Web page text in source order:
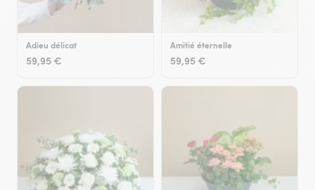
Adieu délicat
59,95 €
Amitié éternelle
59,95 €